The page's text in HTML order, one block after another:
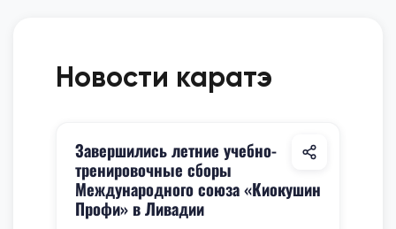
Новости каратэ
Завершились летние учебно-
тренировочные сборы
Международного союза «Киокушин
Профи» в Ливадии